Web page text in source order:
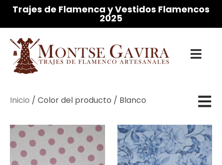
Trajes de Flamenca y Vestidos Flamencos
2025
Inicio / Color del producto / Blanco